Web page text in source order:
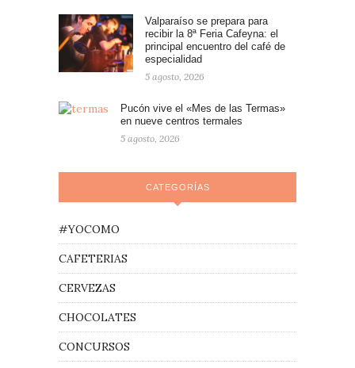
Valparaíso se prepara para
recibir la 8ª Feria Cafeyna: el
principal encuentro del café de
especialidad
5 agosto, 2026
Pucón vive el «Mes de las Termas»
en nueve centros termales
5 agosto, 2026
CATEGORÍAS
#YOCOMO
CAFETERIAS
CERVEZAS
CHOCOLATES
CONCURSOS